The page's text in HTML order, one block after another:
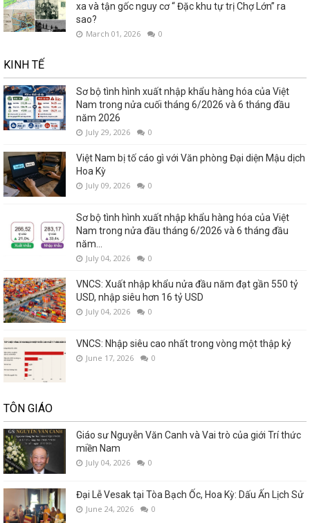
xa và tận gốc nguy cơ “ Đặc khu tự trị Chợ Lớn” ra
sao?
March 01, 2026 0
KINH TẾ
Sơ bộ tình hình xuất nhập khẩu hàng hóa của Việt
Nam trong nửa cuối tháng 6/2026 và 6 tháng đầu
năm 2026
July 29, 2026 0
Việt Nam bị tố cáo gì với Văn phòng Đại diện Mậu dịch
Hoa Kỳ
July 09, 2026 0
Sơ bộ tình hình xuất nhập khẩu hàng hóa của Việt
Nam trong nửa đầu tháng 6/2026 và 6 tháng đầu
năm...
July 04, 2026 0
VNCS: Xuất nhập khẩu nửa đầu năm đạt gần 550 tỷ
USD, nhập siêu hơn 16 tỷ USD
July 04, 2026 0
VNCS: Nhập siêu cao nhất trong vòng một thập kỷ
June 17, 2026 0
TÔN GIÁO
Giáo sư Nguyễn Văn Canh và Vai trò của giới Trí thức
miền Nam
July 04, 2026 0
Đại Lễ Vesak tại Tòa Bạch Ốc, Hoa Kỳ: Dấu Ấn Lịch Sử
June 24, 2026 0